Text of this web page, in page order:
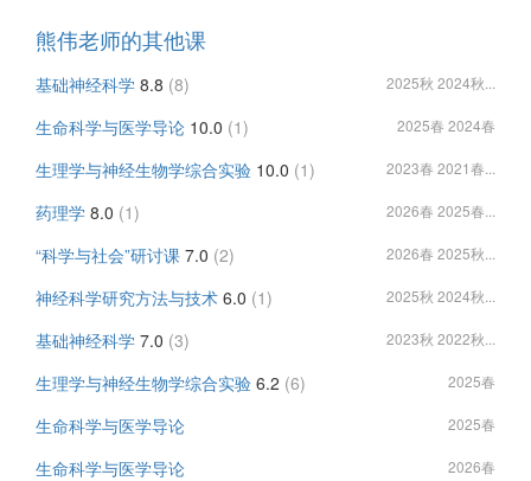
熊伟老师的其他课
基础神经科学 8.8 (8) 2025秋 2024秋...
生命科学与医学导论 10.0 (1) 2025春 2024春
生理学与神经生物学综合实验 10.0 (1) 2023春 2021春...
药理学 8.0 (1) 2026春 2025春...
“科学与社会”研讨课 7.0 (2) 2026春 2025秋...
神经科学研究方法与技术 6.0 (1) 2025秋 2024秋...
基础神经科学 7.0 (3) 2023秋 2022秋...
生理学与神经生物学综合实验 6.2 (6) 2025春
生命科学与医学导论 2025春
生命科学与医学导论 2026春